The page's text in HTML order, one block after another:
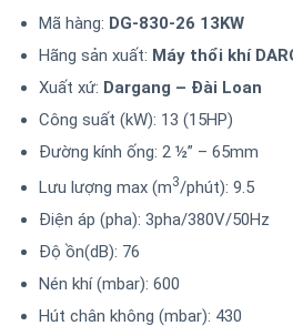
Mã hàng: DG-830-26 13KW
Hãng sản xuất: Máy thổi khí
Xuất xứ: Dargang – Đài Loan
Công suất (kW): 13 (15HP)
Đường kính ống: 2 ½” – 65mm
Lưu lượng max (m3/phút): 9.5
Điện áp (pha): 3pha/380V/50Hz
Độ ồn(dB): 76
Nén khí (mbar): 600
Hút chân không (mbar): 430